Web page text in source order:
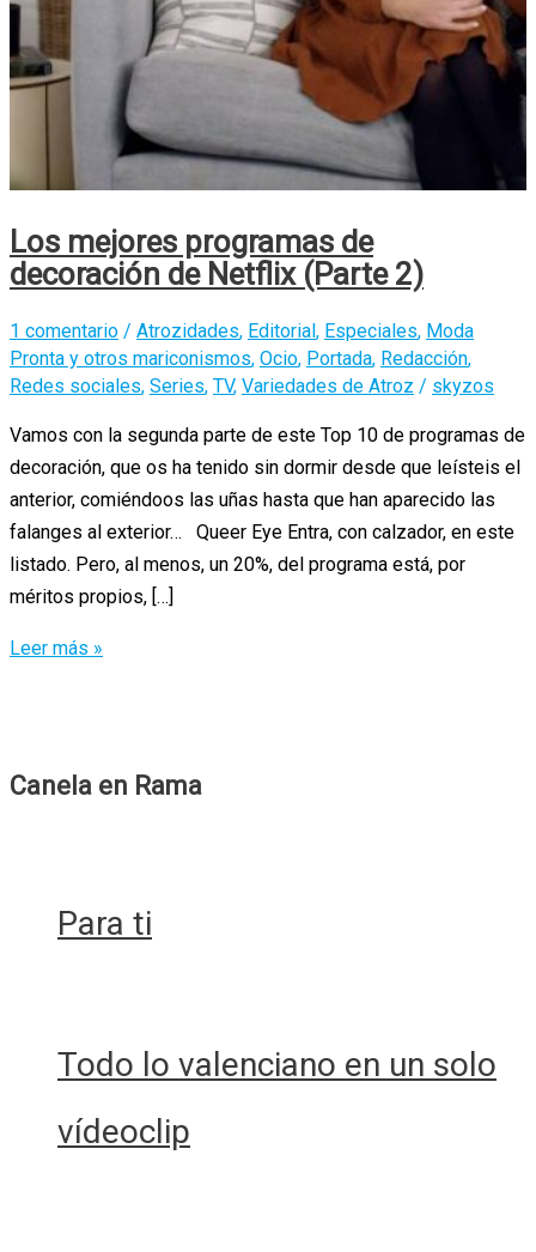
Los mejores programas de
decoración de Netflix (Parte 2)
1 comentario / Atrozidades, Editorial, Especiales, Moda
Pronta y otros mariconismos, Ocio, Portada, Redacción,
Redes sociales, Series, TV, Variedades de Atroz / skyzos
Vamos con la segunda parte de este Top 10 de programas de
decoración, que os ha tenido sin dormir desde que leísteis el
anterior, comiéndoos las uñas hasta que han aparecido las
falanges al exterior… Queer Eye Entra, con calzador, en este
listado. Pero, al menos, un 20%, del programa está, por
méritos propios, […]
Los
decoración
Leer más »
Canela en Rama
Para ti
Todo lo valenciano en un solo
vídeoclip